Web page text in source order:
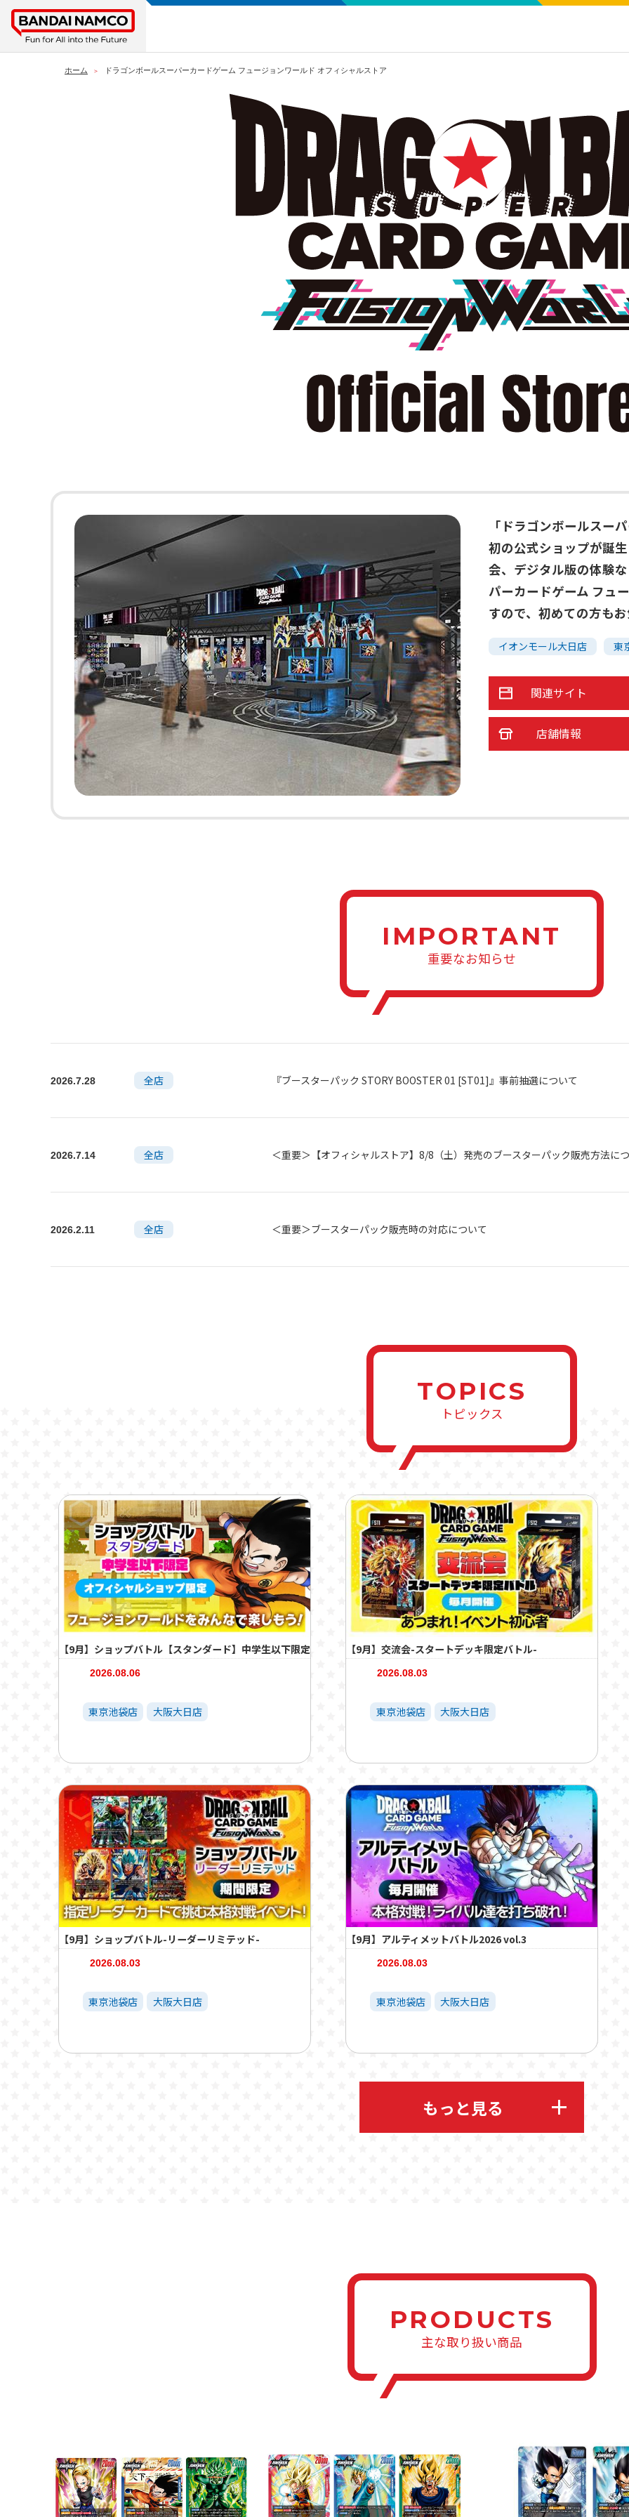
ホーム ドラゴンボールスーパーカードゲーム フュージョンワールド オフィシャルストア
「ドラゴンボールスー
初の公式ショップが誕
会、デジタル版の体験
パーカードゲーム フュ
すので、初めての方も
イオンモール大日店 東
関連サイト
店舗情報
IMPORTANT
重要なお知らせ
2026.7.28 全店 『ブースターパック STORY BOOSTER 01 [ST01]』事前抽選について
2026.7.14 全店 ＜重要＞【オフィシャルストア】8/8（土）発売のブースターパック販売方法に
2026.2.11 全店 ＜重要＞ブースターパック販売時の対応について
TOPICS
トピックス
【9月】ショップバトル【スタンダード】中学生以下限定
2026.08.06
東京池袋店 大阪大日店
【9月】交流会-スタートデッキ限定バトル-
2026.08.03
東京池袋店 大阪大日店
【9月】ショップバトル-リーダーリミテッド-
2026.08.03
東京池袋店 大阪大日店
【9月】アルティメットバトル2026 vol.3
2026.08.03
東京池袋店 大阪大日店
もっと見る
PRODUCTS
主な取り扱い商品